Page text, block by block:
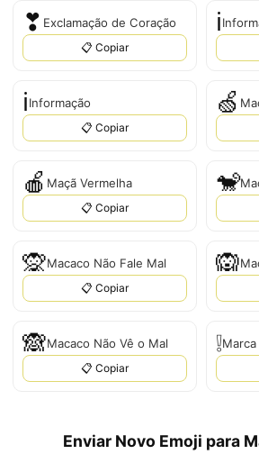
❣ Exclamação de Coração
📋 Copiar
ℹ️
ℹInformação
📋 Copiar
🍏
🍎 Maçã Vermelha
📋 Copiar
🐒
🙊Macaco Não Fale Mal
📋 Copiar
🙉
🙈Macaco Não Vê o Mal
📋 Copiar
❕
Enviar Novo Emoji para